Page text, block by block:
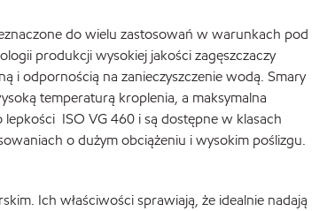
do wielu zastosowań w warunkach pod
produkcji wysokiej jakości zagęszczaczy
i odpornością na zanieczyszczenie wodą. Smary
temperaturą kroplenia, a maksymalna
ISO VG 460 i są dostępne w klasach
o dużym obciążeniu i wysokim poślizgu.
Ich właściwości sprawiają, że idealnie nadają